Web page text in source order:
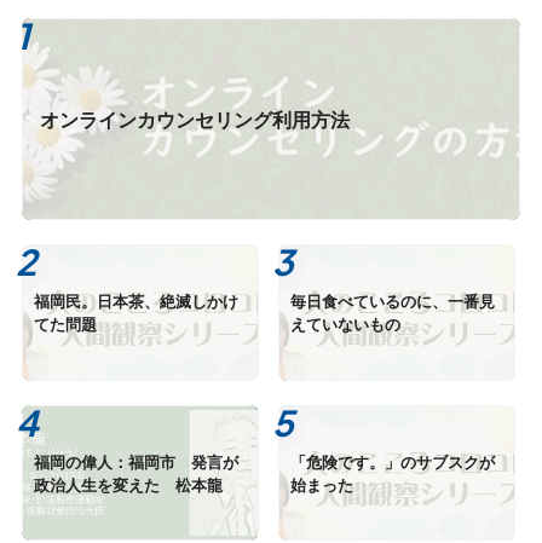
オンラインカウンセリング利用方法
福岡民。日本茶、絶滅しかけ
てた問題
毎日食べているのに、一番見
えていないもの
福岡の偉人：福岡市 発言が
政治人生を変えた 松本龍
「危険です。」のサブスクが
始まった